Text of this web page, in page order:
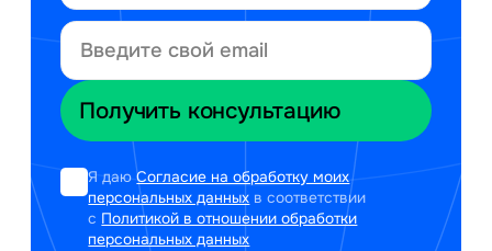
Я даюСогласие на обработку моих
персональных данных в соответствии
с Политикой в отношении обработки
персональных данных